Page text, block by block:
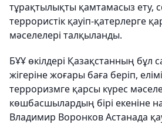
тұрақтылықты қамтамасыз ету,
террористік қауіп-қатерлерге
мәселелері талқыланды.
БҰҰ өкілдері Қазақстанның бұл
жігеріне жоғары баға беріп,
терроризмге қарсы күрес
көшбасшылардың бірі екеніне
Владимир Воронков Астанада